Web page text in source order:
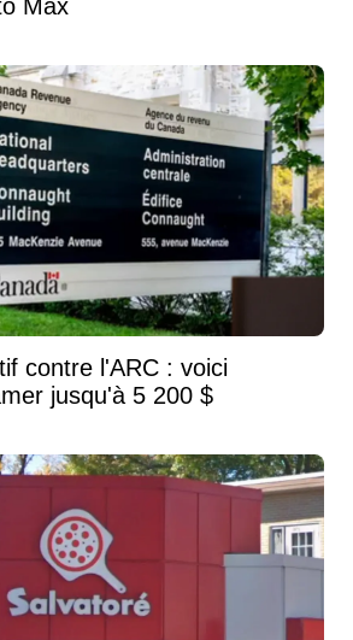
Max
contre l'ARC : voici
jusqu'à 5 200 $